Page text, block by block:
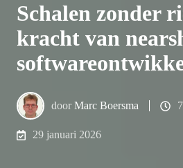
Schalen zonder
kracht van
doorMarc Boersma
29 januari 2026